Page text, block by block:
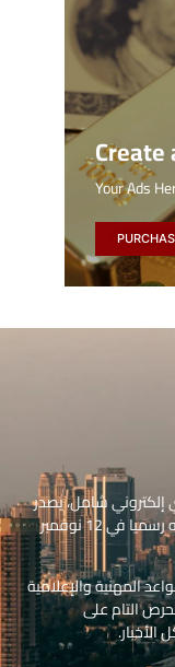
Your Ads
شامل، يصدر
عن حزب “حقوق الإنسان والمواطنة”، وتم تدشينه رسميا في 12 نوفمبر
المهنية والإعلامية
التام على